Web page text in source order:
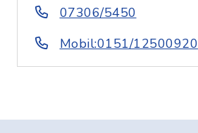
07306/5450
Mobil:0151/12500920